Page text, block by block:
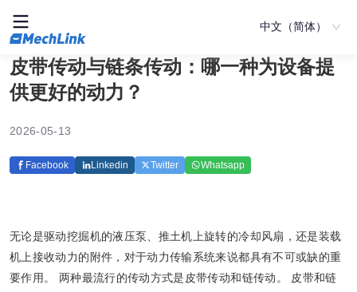
中文（简体）
皮带传动与链条传动：哪一种为设备提
供更好的动力？
2026-05-13
Facebook Linkedin Twitter Whatsapp
无论是驱动挖掘机的液压泵、推土机上旋转的冷却风扇，还是装载
机上接收动力的附件，对于动力传输系统来说都具有不可或缺的重
要作用。 两种最流行的传动方式是皮带传动和链传动。 皮带和链